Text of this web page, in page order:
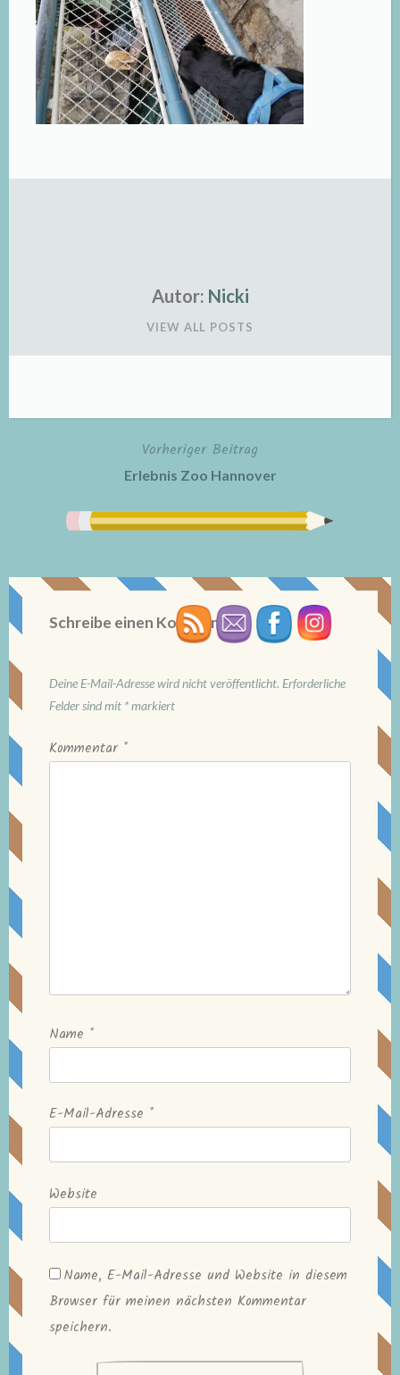
Autor: Nicki
VIEW ALL POSTS
BeitragsnavigationVorheriger Beitrag
Erlebnis Zoo Hannover
Schreibe einen Kommentar
Deine E-Mail-Adresse wird nicht veröffentlicht. Erforderliche
Felder sind mit *markiert
Kommentar *
Name *
E-Mail-Adresse *
Website
Name, E-Mail-Adresse und Website in diesem
Browser für meinen nächsten Kommentar
speichern.